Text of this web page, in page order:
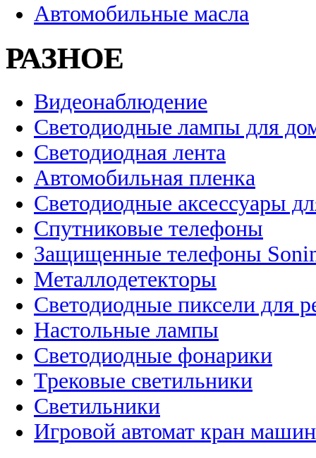
Автомобильные масла
РАЗНОЕ
Видеонаблюдение
Светодиодные лампы для
Светодиодная лента
Автомобильная пленка
Светодиодные аксессуары
Спутниковые телефоны
Защищенные телефоны
Металлодетекторы
Светодиодные пиксели для
Настольные лампы
Светодиодные фонарики
Трековые светильники
Светильники
Игровой автомат кран